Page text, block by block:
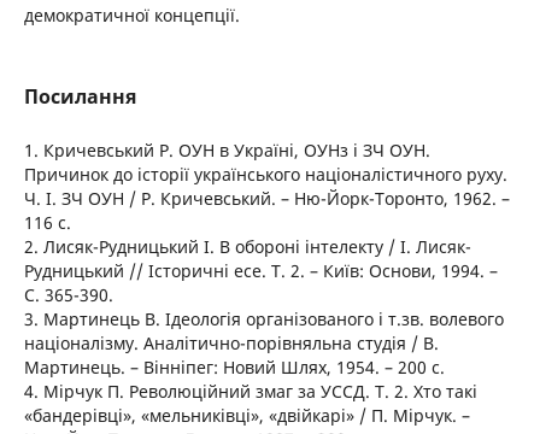
демократичної концепції.
Посилання
1. Кричевський Р. ОУН в Україні, ОУНз і ЗЧ ОУН.
Причинок до історії українського націоналістичного руху.
Ч. І. ЗЧ ОУН / Р. Кричевський. – Ню-Йорк-Торонто, 1962. –
116 с.
2. Лисяк-Рудницький І. В обороні інтелекту / І. Лисяк-
Рудницький // Історичні есе. Т. 2. – Київ: Основи, 1994. –
С. 365-390.
3. Мартинець В. Ідеологія організованого і т.зв. волевого
націоналізму. Аналітично-порівняльна студія / В.
Мартинець. – Вінніпег: Новий Шлях, 1954. – 200 с.
4. Мірчук П. Революційний змаг за УССД. Т. 2. Хто такі
«бандерівці», «мельниківці», «двійкарі» / П. Мірчук. –